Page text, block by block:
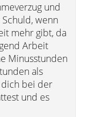
und
wenn
mehr gibt, da
Arbeit
Minusstunden
als
bei der
und es